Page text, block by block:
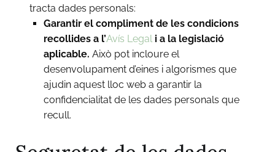
tracta dades personals:
Garantir el compliment de les condicions
recollides a l’Avís Legal i a la legislació
aplicable. Això pot incloure el
desenvolupament d’eines i algorismes que
ajudin aquest lloc web a garantir la
confidencialitat de les dades personals que
recull.